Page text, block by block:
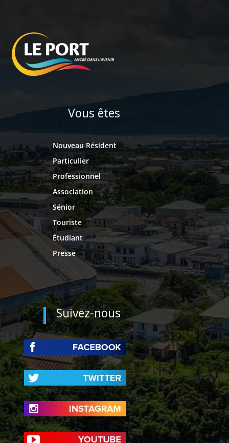
Vous êtes
Nouveau Résident
Particulier
Professionnel
Association
Sénior
Touriste
Étudiant
Presse
Suivez-nous